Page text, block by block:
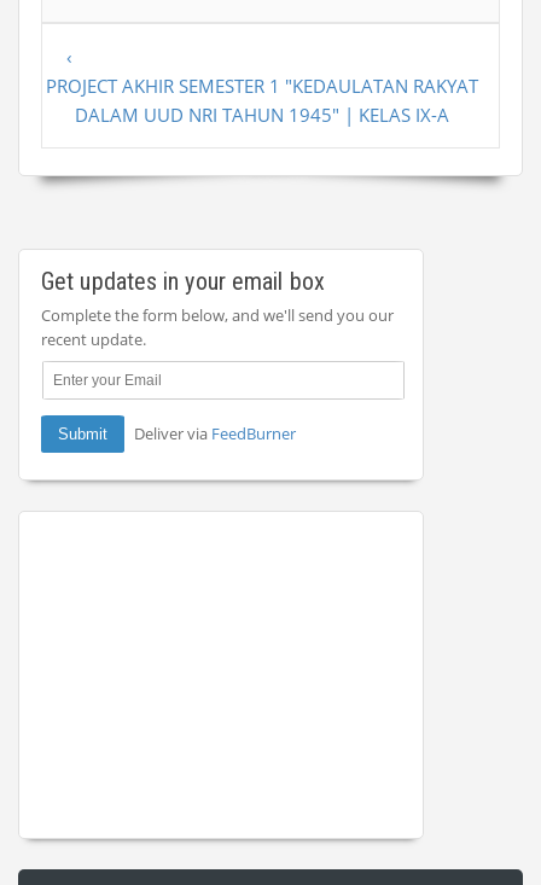
‹
PROJECT AKHIR SEMESTER 1 "KEDAULATAN RAKYAT
DALAM UUD NRI TAHUN 1945" | KELAS IX-A
Get updates in your email box
Complete the form below, and we'll send you our
recent update.
Deliver via FeedBurner